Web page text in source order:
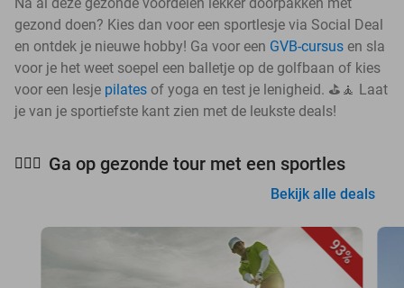
gezond doen? Kies dan voor een sportlesje via Social Deal
en ontdek je nieuwe hobby! Ga voor een GVB-cursus en sla
voor je het weet soepel een balletje op de golfbaan of kies
voor een lesje pilates of yoga en test je lenigheid. ⛳🧘 Laat
je van je sportiefste kant zien met de leukste deals!
🧘🏻‍♀️ Ga op gezonde tour met een sportles
Bekijk alle deals
93%